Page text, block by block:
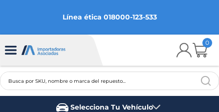
Línea ética 018000-123-533
0
Busca por SKU, nombre o marca del repuesto...
Selecciona Tu Vehículo